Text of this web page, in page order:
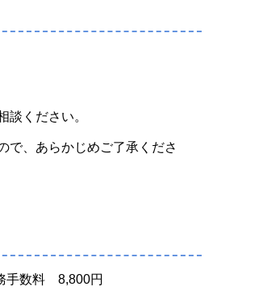
ください。
で、あらかじめご了承くださ
手数料 8,800円